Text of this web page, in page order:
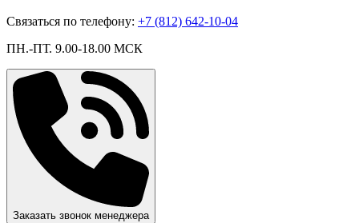
Связаться по телефону: +7 (812) 642-10-04
ПН.-ПТ. 9.00-18.00 МСК
Заказать звонок менеджера